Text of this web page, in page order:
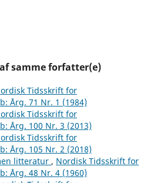
samme forfatter(e)
Tidsskrift for
Årg. 71 Nr. 1 (1984)
Tidsskrift for
Årg. 100 Nr. 3 (2013)
Tidsskrift for
Årg. 105 Nr. 2 (2018)
litteratur , Nordisk Tidsskrift for
Årg. 48 Nr. 4 (1960)